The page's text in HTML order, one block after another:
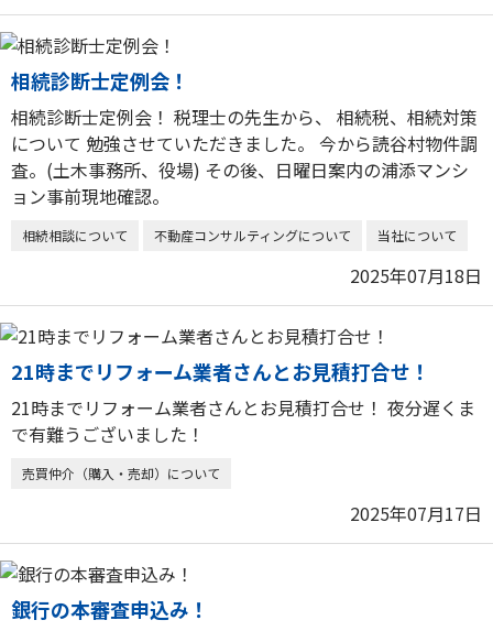
相続診断士定例会！
相続診断士定例会！ 税理士の先生から、 相続税、相続対策
について 勉強させていただきました。 今から読谷村物件調
査。(土木事務所、役場) その後、日曜日案内の浦添マンシ
ョン事前現地確認。
相続相談について 不動産コンサルティングについて 当社について
2025年07月18日
21時までリフォーム業者さんとお見積打合せ！
21時までリフォーム業者さんとお見積打合せ！ 夜分遅くま
で有難うございました！
売買仲介（購入・売却）について
2025年07月17日
銀行の本審査申込み！